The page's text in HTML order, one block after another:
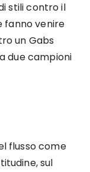
stili contro il
fanno venire
un Gabs
due campioni
flusso come
sul